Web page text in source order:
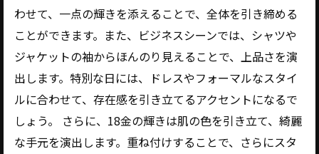
わせて、一点の輝きを添えることで、全体を引き締める
ことができます。また、ビジネスシーンでは、シャツや
ジャケットの袖からほんのり見えることで、上品さを演
出します。特別な日には、ドレスやフォーマルなスタイ
ルに合わせて、存在感を引き立てるアクセントになるで
しょう。 さらに、18金の輝きは肌の色を引き立て、綺麗
な手元を演出します。重ね付けすることで、さらにスタ